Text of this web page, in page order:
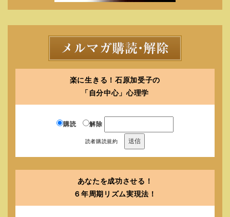
no=24146
すぐ変わる即効性ワーク
（年に３回しか実施されません。貴重で
「自分の感じ方」を信じれば、すべてがうま
自分の人生の良い方向へとチェンジさせるに
は、自分中心の生き方が
できるかどうかにかかっています。
これ以外に、方法はない、と言ってもいいぐ
らいです。
「自分中心心理学」の最も効果的な活用方法
を獲得できます。
楽に生きる！石原加受子の
「自分中心」心理学
購読 解除
読者購読規約
あなたを成功させる！
６年周期リズム実現法！